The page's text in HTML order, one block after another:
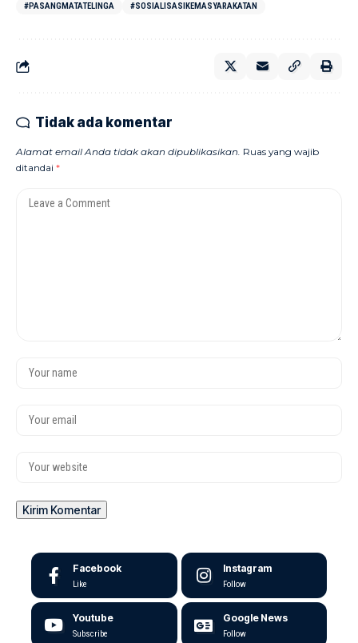
#PASANGMATATELINGA
#SOSIALISASIKEMASYARAKATAN
Tidak ada komentar
Alamat email Anda tidak akan dipublikasikan. Ruas yang wajib
ditandai *
Facebook
Like
Instagram
Follow
Youtube
Subscribe
Google News
Follow